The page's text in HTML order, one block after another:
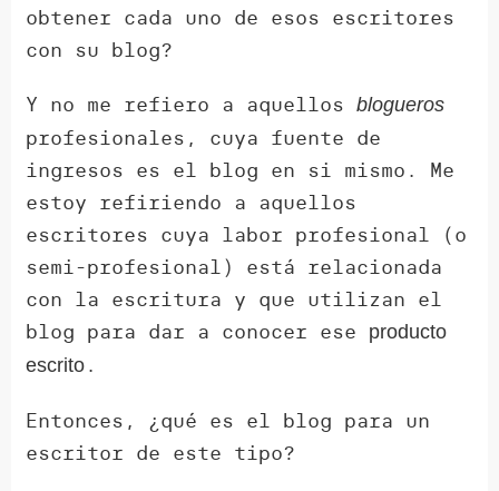
obtener cada uno de esos escritores
con su blog?
Y no me refiero a aquellosblogueros
profesionales, cuya fuente de
ingresos es el blog en si mismo. Me
estoy refiriendo a aquellos
escritores cuya labor profesional (o
semi-profesional) está relacionada
con la escritura y que utilizan el
blog para dar a conocer ese
producto
escrito .
Entonces, ¿qué es el blog para un
escritor de este tipo?